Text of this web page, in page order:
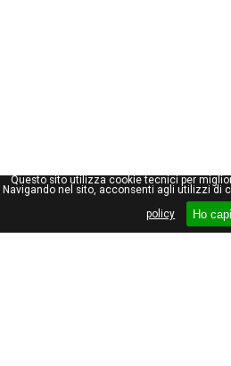
Questo sito utilizza cookie tecnici per
Navigando nel sito, acconsenti agli utilizzi di
policy
Ho